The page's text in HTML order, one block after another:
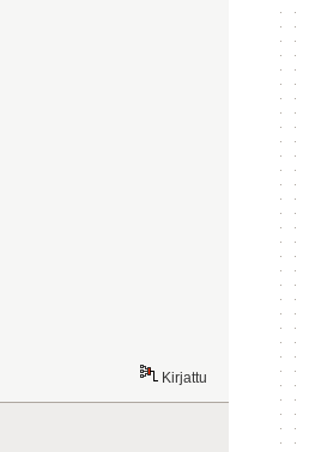
Kirjattu